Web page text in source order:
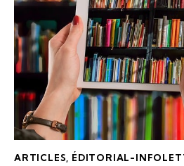
ARTICLES ÉDITORIAL-